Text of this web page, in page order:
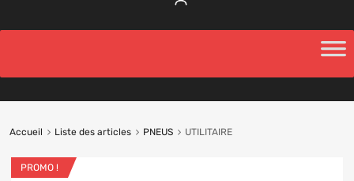
Accueil Liste des articles PNEUS UTILITAIRE
PROMO !